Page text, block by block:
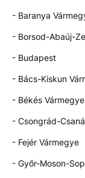
- Baranya
- Borsod-Abaúj-
- Budapest
- Bács-Kiskun
- Békés Vármegye
- Csongrád-
- Fejér Vármegye
- Győr-Moson-